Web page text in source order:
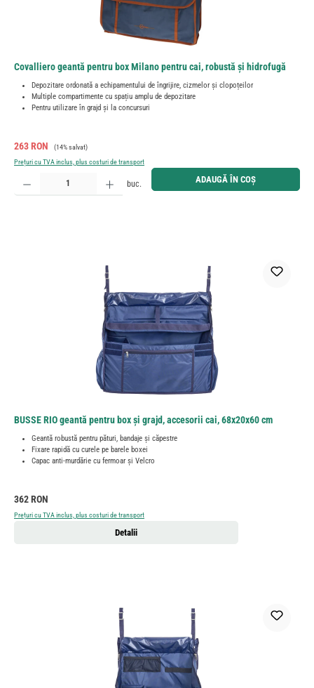
Covalliero geantă pentru box Milano pentru cai, robustă și hidrofugă
Depozitare ordonată a echipamentului de îngrijire, cizmelor și clopoțeilor
Multiple compartimente cu spațiu amplu de depozitare
Pentru utilizare în grajd și la concursuri
Preț de vânzare:
263 RON Preț obișnuit:
(14% salvat)
Prețuri cu TVA inclus, plus costuri de transport
Cantitate produs: Introduceți cantitatea dorită sau utilizați butoanele pentru a mări sau micșora
buc. ADAUGĂ ÎN COȘ
BUSSE RIO geantă pentru box și grajd, accesorii cai, 68x20x60 cm
Geantă robustă pentru pături, bandaje și căpestre
Fixare rapidă cu curele pe barele boxei
Capac anti-murdărie cu fermoar și Velcro
Preț obișnuit:
362 RON
Prețuri cu TVA inclus, plus costuri de transport
Detalii